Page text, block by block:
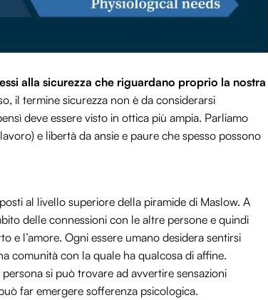
alla sicurezza che riguardano proprio la nostra
il termine sicurezza non è da considerarsi
deve essere visto in ottica più ampia. Parliamo
e libertà da ansie e paure che spesso possono
al livello superiore della piramide di Maslow. A
delle connessioni con le altre persone e quindi
e l’amore. Ogni essere umano desidera sentirsi
comunità con la quale ha qualcosa di affine.
si può trovare ad avvertire sensazioni
far emergere sofferenza psicologica.